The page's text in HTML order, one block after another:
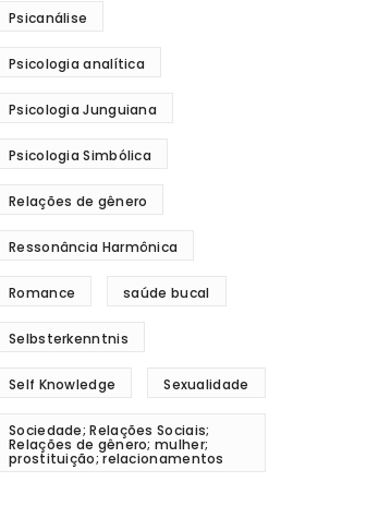
Psicanálise
Psicologia analítica
Psicologia Junguiana
Psicologia Simbólica
Relações de gênero
Ressonância Harmônica
Romance saúde bucal
Selbsterkenntnis
Self Knowledge Sexualidade
Sociedade; Relações Sociais;
Relações de gênero; mulher;
prostituição; relacionamentos